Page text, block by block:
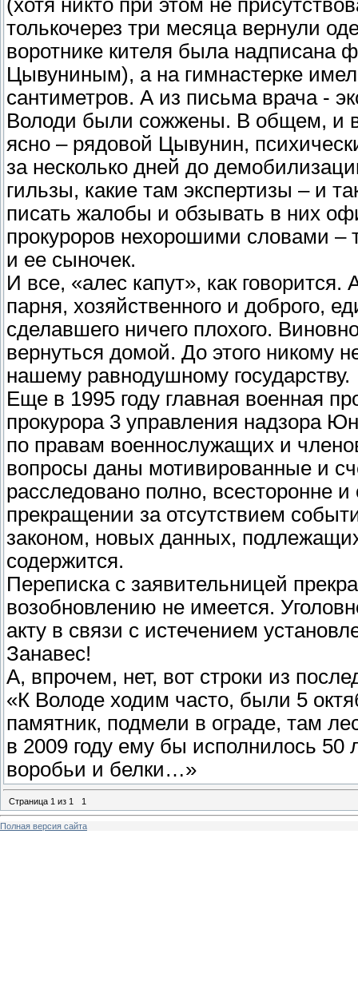
(хотя никто при этом не
толькочерез три месяца вернули
воротнике кителя была
Цывуниным), а на гимнастерке
сантиметров. А из письма врача -
Володи были сожжены. В общем, и
ясно – рядовой Цывунин,
за несколько дней до
гильзы, какие там экспертизы – и
писать жалобы и обзывать в них
прокуроров нехорошими словами –
и ее сыночек.
И все, «алес капут», как говорится.
парня, хозяйственного и доброго,
сделавшего ничего плохого.
вернуться домой. До этого никому
нашему равнодушному государству.
Еще в 1995 году главная военная
прокурора 3 управления надзора
по правам военнослужащих и
вопросы даны мотивированные и
расследовано полно, всесторонне
прекращении за отсутствием
законом, новых данных,
содержится.
Переписка с заявительницей
возобновлению не имеется.
акту в связи с истечением
Занавес!
А, впрочем, нет, вот строки из
«К Володе ходим часто, были 5
памятник, подмели в ограде, там
в 2009 году ему бы исполнилось
воробьи и белки…»
Страница 1 из 1 1
Полная версия сайта